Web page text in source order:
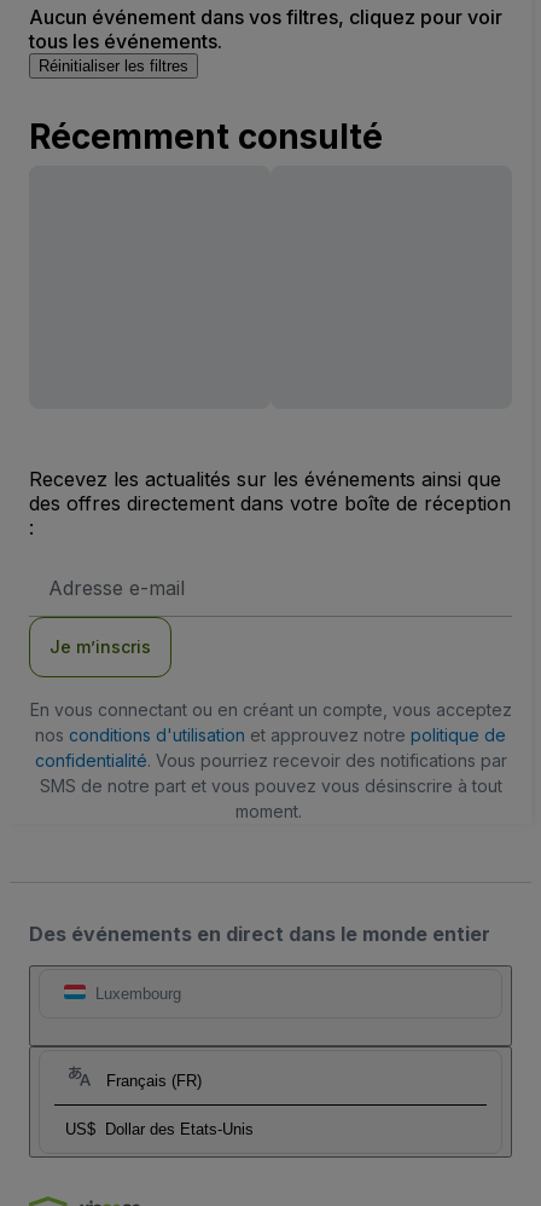
Aucun événement dans vos filtres, cliquez pour voir
tous les événements.
Réinitialiser les filtres
Récemment consulté
Recevez les actualités sur les événements ainsi que
des offres directement dans votre boîte de réception
:
e-
Je m’inscris
En vous connectant ou en créant un compte, vous acceptez
nos conditions d'utilisation et approuvez notre politique de
confidentialité. Vous pourriez recevoir des notifications par
SMS de notre part et vous pouvez vous désinscrire à tout
moment.
Des événements en direct dans le monde entier
Luxembourg
Français (FR)
US$ Dollar des Etats-Unis